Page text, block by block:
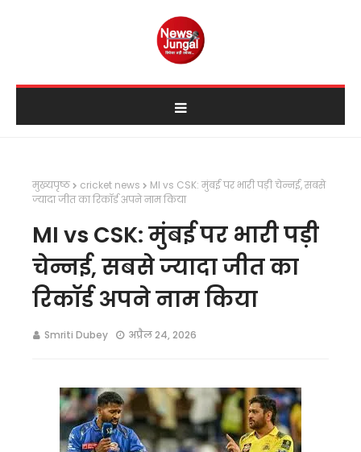
मुख्यपृष्ठ cricket news
MI vs CSK: मुंबई पर भारी पड़ी चेन्नई, सबसे
ज्यादा जीत का रिकॉर्ड अपने नाम किया
MI vs CSK: मुंबई पर भारी पड़ी
चेन्नई, सबसे ज्यादा जीत का
रिकॉर्ड अपने नाम किया
Smriti Dubey अप्रैल 24, 2026